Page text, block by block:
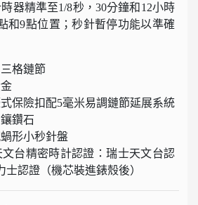
器精準至1/8秒，30分鐘和12小時
和9點位置；秒針暫停功能以準確
格鏈節
險扣配5毫米易調鏈節延展系統
鑽石
小秒針盤
精密時計認證：瑞士天文台認
士認證（機芯裝進錶殼後）